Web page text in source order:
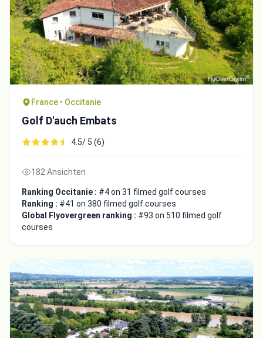
France • Occitanie
Golf D'auch Embats
4.5/ 5 (6)
182 Ansichten
Ranking Occitanie : #4 on 31 filmed golf courses
Ranking : #41 on 380 filmed golf courses
Global Flyovergreen ranking : #93 on 510 filmed golf
courses